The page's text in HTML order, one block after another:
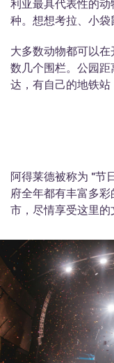
利亚最具代表性的
种。想想考拉、小袋
大多数动物都可以
数几个围栏。公园
达，有自己的地铁站
阿得莱德被称为 "节
府全年都有丰富多
市，尽情享受这里的